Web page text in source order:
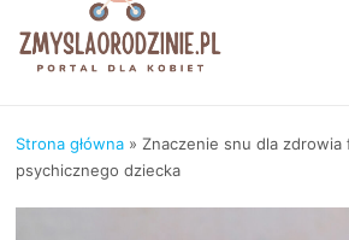
Strona główna » Znaczenie snu dla zdrowia
psychicznego dziecka